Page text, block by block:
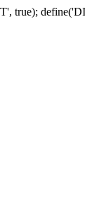
true);